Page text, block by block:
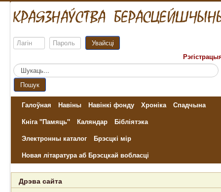
Увайсці
Пошук...
Пошук
Галоўная Навіны Навінкі фонду Хроніка
Спадчына
Кніга "Памяць"
Каляндар
Бібліятэка
Электронны каталог
Брэсцкі мір
Новая літаратура аб Брэсцкай вобласці
Дрэва сайта